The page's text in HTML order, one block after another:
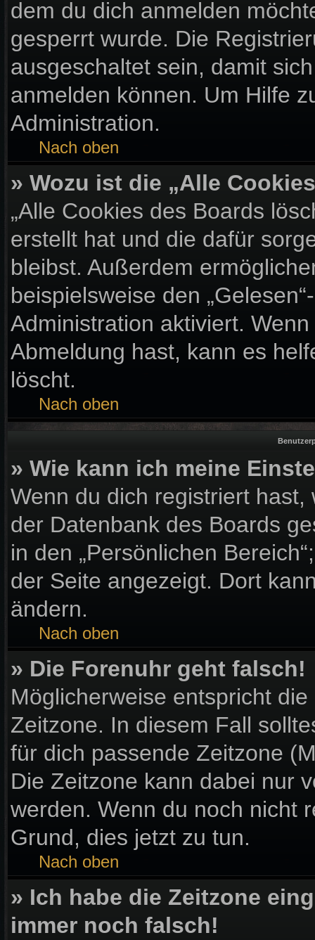
dem du dich anmelden
gesperrt wurde. Die
ausgeschaltet sein, damit
anmelden können. Um Hilfe
Administration.
Nach oben
» Wozu ist die „Alle
„Alle Cookies des Boards
erstellt hat und die dafür
bleibst. Außerdem
beispielsweise den
Administration aktiviert.
Abmeldung hast, kann es
löscht.
Nach oben
» Wie kann ich meine
Wenn du dich registriert
der Datenbank des Boards
in den „Persönlichen
der Seite angezeigt. Dort
ändern.
Nach oben
» Die Forenuhr geht falsch!
Möglicherweise entspricht
Zeitzone. In diesem Fall
für dich passende Zeitzone
Die Zeitzone kann dabei nur
werden. Wenn du noch nicht
Grund, dies jetzt zu tun.
Nach oben
» Ich habe die Zeitzone
immer noch falsch!